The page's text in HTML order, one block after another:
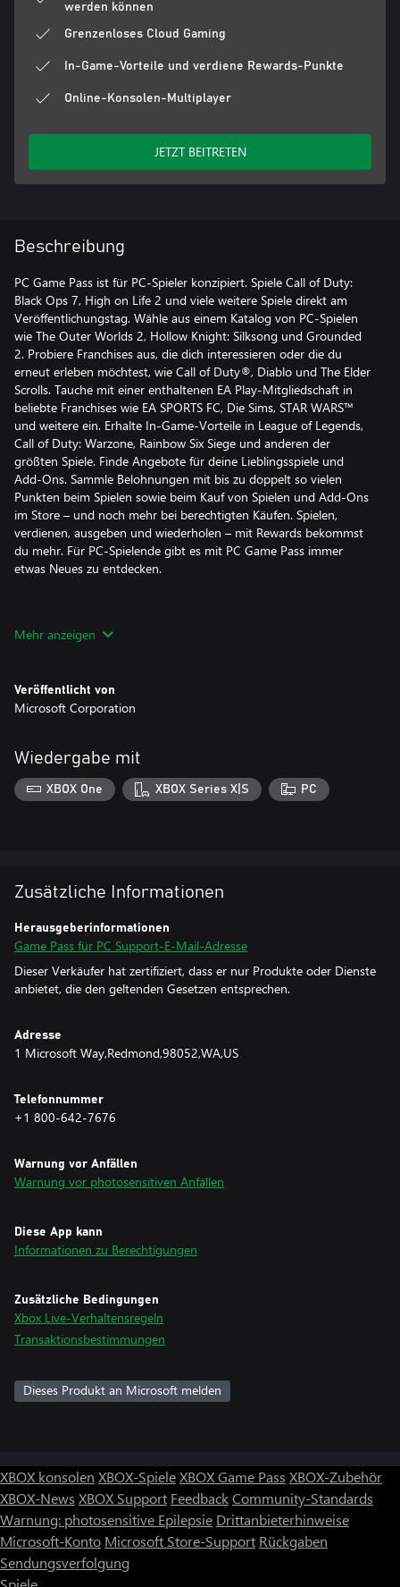
werden können
Grenzenloses Cloud Gaming
In-Game-Vorteile und verdiene Rewards-Punkte
Online-Konsolen-Multiplayer
JETZT BEITRETEN
Beschreibung
PC Game Pass ist für PC-Spieler konzipiert. Spiele Call of Duty:
Black Ops 7, High on Life 2 und viele weitere Spiele direkt am
Veröffentlichungstag. Wähle aus einem Katalog von PC-Spielen
wie The Outer Worlds 2, Hollow Knight: Silksong und Grounded
2. Probiere Franchises aus, die dich interessieren oder die du
erneut erleben möchtest, wie Call of Duty®, Diablo und The Elder
Scrolls. Tauche mit einer enthaltenen EA Play-Mitgliedschaft in
beliebte Franchises wie EA SPORTS FC, Die Sims, STAR WARS™
und weitere ein. Erhalte In-Game-Vorteile in League of Legends,
Call of Duty: Warzone, Rainbow Six Siege und anderen der
größten Spiele. Finde Angebote für deine Lieblingsspiele und
Add-Ons. Sammle Belohnungen mit bis zu doppelt so vielen
Punkten beim Spielen sowie beim Kauf von Spielen und Add-Ons
im Store – und noch mehr bei berechtigten Käufen. Spielen,
verdienen, ausgeben und wiederholen – mit Rewards bekommst
du mehr. Für PC-Spielende gibt es mit PC Game Pass immer
etwas Neues zu entdecken.
Melde dich an, um deine verfügbaren Angebote zu sehen.
Ablauf des Aktionszeitraums wird das Abonnement weiterhin
zum regulären Preis und mit der angegebenen Laufzeit
Du wirst vor jeder Preisänderung benachrichtigt. In Japan ist
Xbox Game Pass nur für Benutzende ab 18 Jahren zum Kauf
verfügbar. Angebote nicht gültig in Russland; andere
geografische Einschränkungen können gelten. Weitere
Mehr anzeigen
Veröffentlicht von
Microsoft Corporation
Wiedergabe mit
XBOX One XBOX Series X|S PC
Zusätzliche Informationen
Herausgeberinformationen
Game Pass für PC Support-E-Mail-Adresse
Dieser Verkäufer hat zertifiziert, dass er nur Produkte oder Dienste
anbietet, die den geltenden Gesetzen entsprechen.
Adresse
1 Microsoft Way,Redmond,98052,WA,US
Telefonnummer
+1 800-642-7676
Warnung vor Anfällen
Warnung vor photosensitiven Anfällen
Diese App kann
Informationen zu Berechtigungen
Zusätzliche Bedingungen
Xbox Live-Verhaltensregeln
Transaktionsbestimmungen
Dieses Produkt an Microsoft melden
XBOX konsolen XBOX-SpieleXBOX Game Pass XBOX-Zubehör
XBOX-News XBOX Support FeedbackCommunity-Standards
Warnung: photosensitive Epilepsie Drittanbieterhinweise
Microsoft-Konto Microsoft Store-Support Rückgaben
Sendungsverfolgung